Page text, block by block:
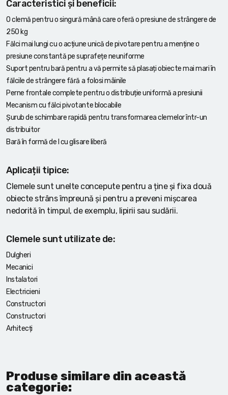
Caracteristici și beneficii:
O clemă pentru o singură mână care oferă o presiune de strângere de
250 kg
Fălci mai lungi cu o acțiune unică de pivotare pentru a menține o
presiune constantă pe suprafețe neuniforme
Suport pentru bară pentru a vă permite să plasați obiecte mai mari în
fălcile de strângere fără a folosi mâinile
Perne frontale complete pentru o distribuție uniformă a presiunii
Mecanism cu fălci pivotante blocabile
Șurub de schimbare rapidă pentru transformarea clemelor într-un
distribuitor
Bară în formă de I cu glisare liberă
Aplicații tipice:
Clemele sunt unelte concepute pentru a ține și fixa două
obiecte strâns împreună și pentru a preveni mișcarea
nedorită în timpul, de exemplu, lipirii sau sudării.
Clemele sunt utilizate de:
Dulgheri
Mecanici
Instalatori
Electricieni
Constructori
Constructori
Arhitecți
Produse similare din această
categorie: